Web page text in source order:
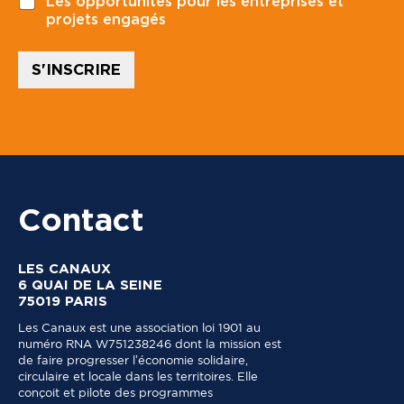
a
a
projets engagés
S'INSCRIRE
Contact
LES CANAUX
6 QUAI DE LA SEINE
75019 PARIS
Les Canaux est une association loi 1901 au
numéro RNA W751238246 dont la mission est
de faire progresser l’économie solidaire,
circulaire et locale dans les territoires. Elle
conçoit et pilote des programmes